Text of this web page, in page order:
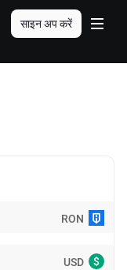
साइन अप करें
RON
USD $